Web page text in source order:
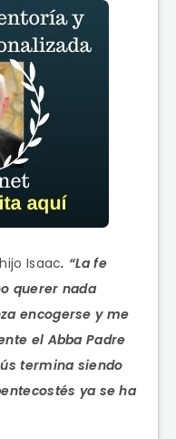
Isaac. “La fe
querer nada
encogerse y me
el Abba Padre
termina siendo
ya se ha